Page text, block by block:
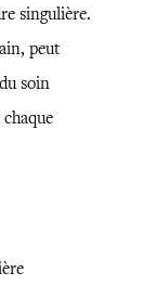
singulière.
peut
soin